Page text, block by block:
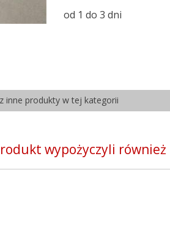
od 1 do 3 dni
inne produkty w tej kategorii
wypożyczyli również